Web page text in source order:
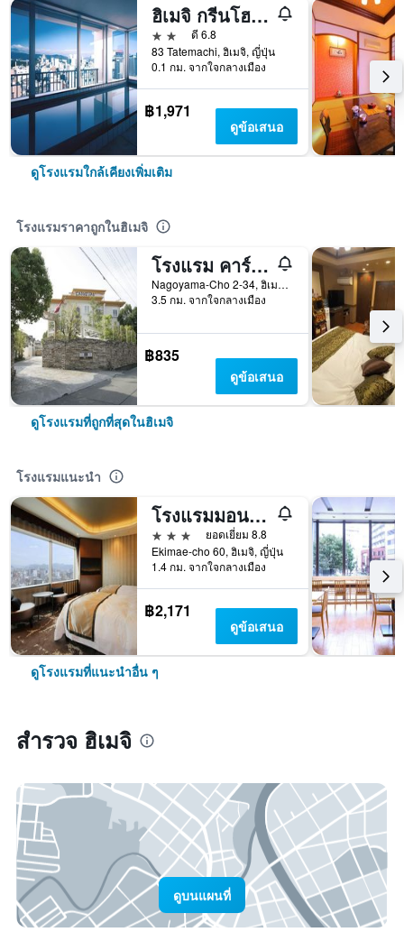
ฮิเมจิ กรีนโฮเทล ทาเทะมาจิ
2 ดาว
ดี 6.8
83 Tatemachi, ฮิเมจิ, ญี่ปุ่น
0.1 กม. จากใจกลางเมือง
฿1,971
ดูข้อเสนอ
ดูโรงแรมใกล้เคียงเพิ่มเติม
โรงแรมราคาถูกในฮิเมจิ
โรงแรม คาร์เนวัล - สำหรับผู้ใหญ่เท่านั้น
Nagoyama-Cho 2-34, ฮิเมจิ, ญี่ปุ่น
3.5 กม. จากใจกลางเมือง
฿835
ดูข้อเสนอ
ดูโรงแรมที่ถูกที่สุดในฮิเมจิ
โรงแรมแนะนำ
โรงแรมมอนเทอรีย์ ฮิเมจิ
3 ดาว
ยอดเยี่ยม 8.8
Ekimae-cho 60, ฮิเมจิ, ญี่ปุ่น
1.4 กม. จากใจกลางเมือง
฿2,171
ดูข้อเสนอ
ดูโรงแรมที่แนะนำอื่น ๆ
สำรวจ ฮิเมจิ
ดูบนแผนที่